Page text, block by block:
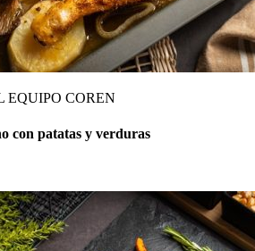
EQUIPO COREN
con patatas y verduras